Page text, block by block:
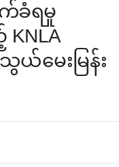
ခံရမှု
မေးမြန်း